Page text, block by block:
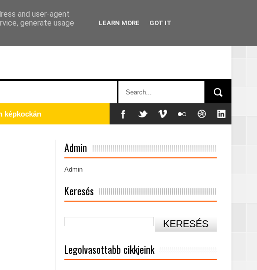
képkockán
Admin
Admin
Keresés
Legolvasottabb cikkjeink
and user-agent
generate usage
LEARN MORE GOT IT